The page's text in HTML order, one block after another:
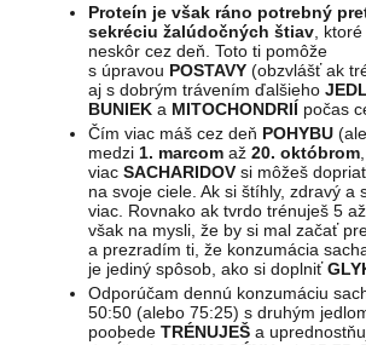
Proteín je však ráno potrebný
sekréciu žalúdočných štiav, ktoré
neskôr cez deň. Toto ti pomôže
s úpravou POSTAVY (obzvlášť ak
aj s dobrým trávením ďalšieho
BUNIEKa MITOCHONDRIÍ počas
Čím viac máš cez deň POHYBU
medzi 1. marcomaž 20. októbrom
viacSACHARIDOVsi môžeš
na svoje ciele. Ak si štíhly, zdravý a
viac. Rovnako ak tvrdo trénuješ 5
však na mysli, že by si mal začať
a prezradím ti, že konzumácia
je jediný spôsob, ako si doplniť
Odporúčam dennú konzumáciu
50:50 (alebo 75:25) s druhým
poobede TRÉNUJEŠ a